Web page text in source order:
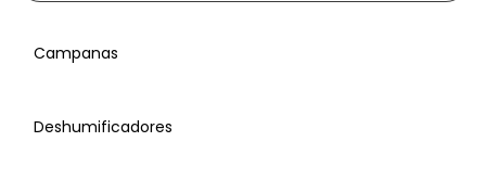
Campanas
Deshumificadores